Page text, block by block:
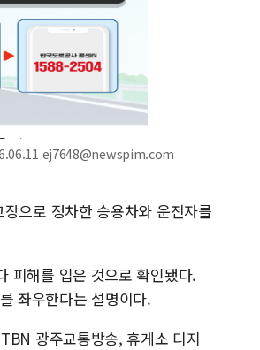
ej7648@newspim.com
으로 정차한 승용차와 운전자를
피해를 입은 것으로 확인됐다.
좌우한다는 설명이다.
광주교통방송, 휴게소 디지